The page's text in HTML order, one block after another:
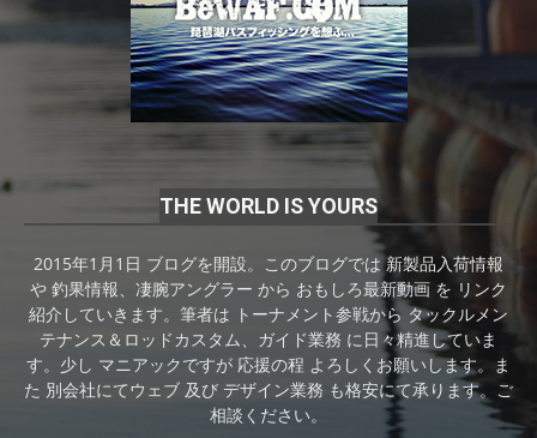
THE WORLD IS YOURS
2015年1月1日 ブログを開設。このブログでは 新製品入荷情報
や 釣果情報、凄腕アングラー から おもしろ最新動画 を リンク
紹介していきます。筆者は トーナメント参戦から タックルメン
テナンス＆ロッドカスタム、ガイド業務 に日々精進していま
す。少し マニアックですが 応援の程 よろしくお願いします。ま
た 別会社にてウェブ 及び デザイン業務 も格安にて承ります。ご
相談ください。